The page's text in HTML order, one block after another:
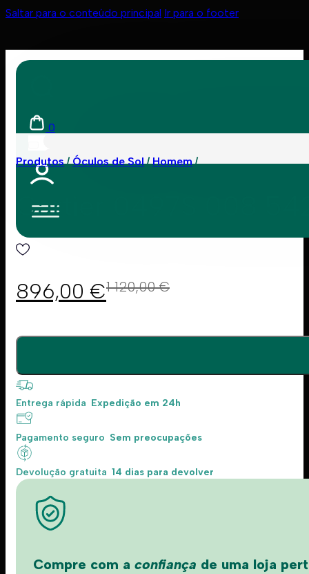
Saltar para o conteúdo principal Ir para o footer
0
Produtos Óculos de Sol Homem
Cartier 0497S 008
1 120,00€
896,00 €
Entrega rápida Expedição em 24h
Pagamento seguro Sem preocupações
Devolução gratuita 14 dias para devolver
Compre com a confiança de uma loja